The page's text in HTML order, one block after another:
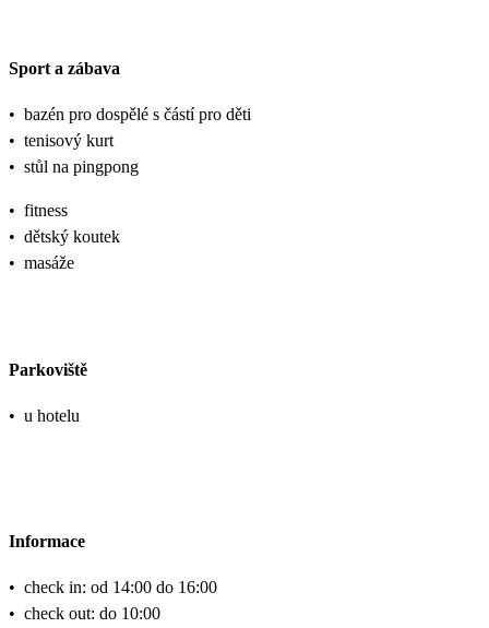
Sport a zábava
• bazén pro dospělé s částí pro děti
• tenisový kurt
• stůl na pingpong
• fitness
• dětský koutek
• masáže
Parkoviště
• u hotelu
Informace
• check in: od 14:00 do 16:00
• check out: do 10:00